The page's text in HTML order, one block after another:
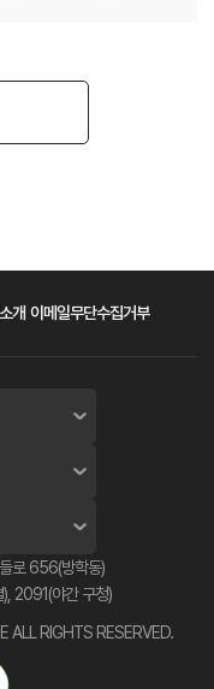
개 이메일무단수집거부
로 656(방학동)
2091(야간 구청)
RIGHTS RESERVED.